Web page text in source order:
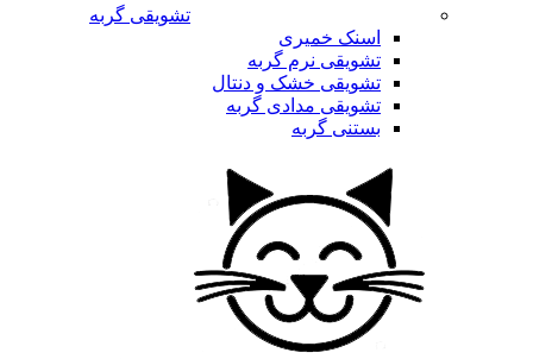
تشویقی گربه
اسنک خمیری
تشویقی نرم گربه
تشویقی خشک و دنتال
تشویقی مدادی گربه
بستنی گربه